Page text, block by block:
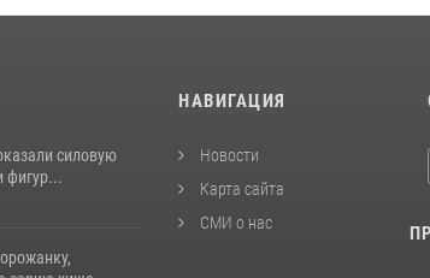
силовую
фигур...
НАВИГАЦИЯ
Новости
Карта сайта
СМИ о нас